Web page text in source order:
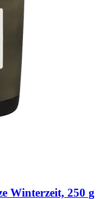
Winterzeit, 250 g